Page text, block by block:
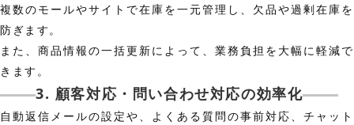
複数のモールやサイトで在庫を一元管理し、欠品や過剰在庫を
防ぎます。
また、商品情報の一括更新によって、業務負担を大幅に軽減で
きます。
3. 顧客対応・問い合わせ対応の効率化
自動返信メールの設定や、よくある質問の事前対応、チャット